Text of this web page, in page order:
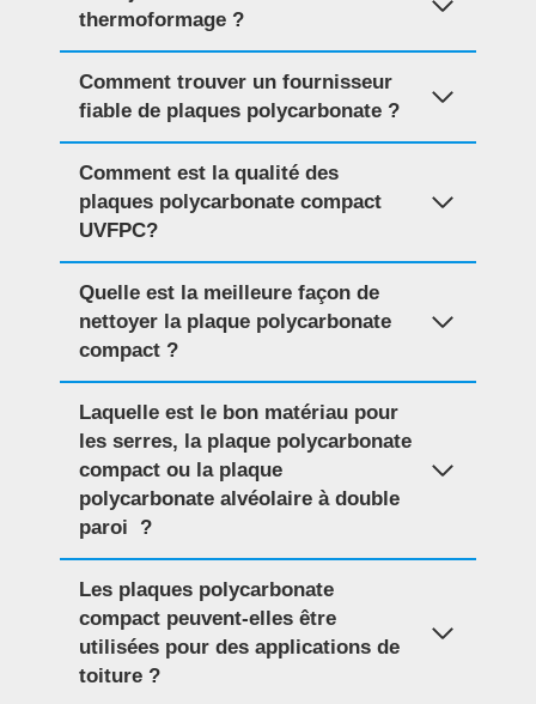
thermoformage ?
Comment trouver un fournisseur
fiable de plaques polycarbonate ?
Comment est la qualité des
plaques polycarbonate compact
UVFPC?
Quelle est la meilleure façon de
nettoyer la plaque polycarbonate
compact ?
Laquelle est le bon matériau pour
les serres, la plaque polycarbonate
compact ou la plaque
polycarbonate alvéolaire à double
paroi ?
Les plaques polycarbonate
compact peuvent-elles être
utilisées pour des applications de
toiture ?